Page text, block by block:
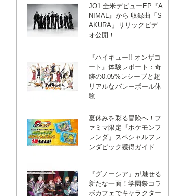
JO1 全米デビューEP『A
NIMAL』から 収録曲「S
AKURA」リリックビデ
オ公開！
『ハイキュー!! オンザコ
ート』体験レポート：奇
跡の0.05%レシーブと超
リアルなバレーボール体
験
夏休みを彩る冒険へ！フ
ァミマ限定『ポケモンフ
レンダ』スペシャルフレ
ンダピック獲得ガイド
『グノーシア』が魅せる
新たな一面！学園祭コラ
ボカフェでキャラクター